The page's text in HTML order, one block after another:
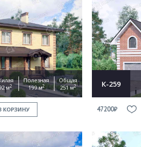
м2
Полезная
199 м2
Общая
251 м2
КОРЗИНУ
К-259
47200₽